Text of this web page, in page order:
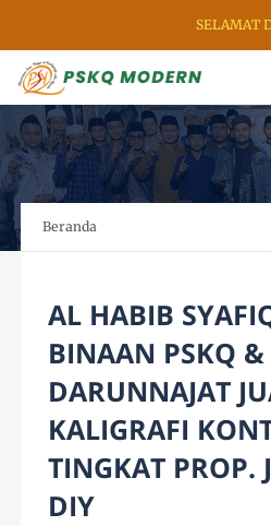
SELAMAT
Beranda
AL HABIB
BINAAN PSKQ &
DARUNNAJAT
KALIGRAFI
TINGKAT PROP.
DIY